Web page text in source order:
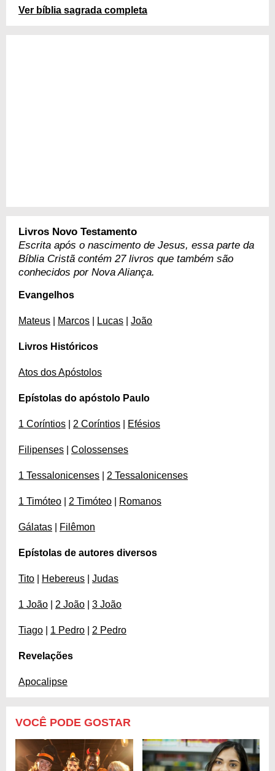
Ver bíblia sagrada completa
Livros Novo Testamento
Escrita após o nascimento de Jesus, essa parte da
Bíblia Cristã contém 27 livros que também são
conhecidos por Nova Aliança.
Evangelhos
Mateus Marcos Lucas João
Livros Históricos
Atos dos Apóstolos
Epístolas do apóstolo Paulo
1 Coríntios 2 Coríntios Efésios
Filipenses Colossenses
1 Tessalonicenses 2 Tessalonicenses
1 Timóteo 2 Timóteo Romanos
Gálatas Filêmon
Epístolas de autores diversos
Tito Hebereus Judas
1 João 2 João 3 João
Tiago 1 Pedro 2 Pedro
Revelações
Apocalipse
VOCÊ PODE GOSTAR